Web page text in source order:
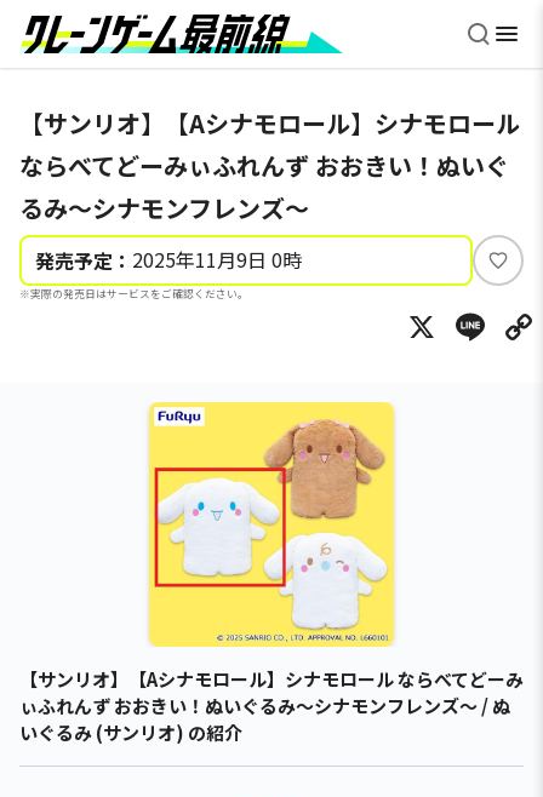
【サンリオ】【Aシナモロール】シナモロール
ならべてどーみぃふれんず おおきい！ぬいぐ
るみ～シナモンフレンズ～
発売予定： 2025年11月9日 0時
※実際の発売日はサービスをご確認ください。
い
ね
X
【サンリオ】【Aシナモロール】シナモロール ならべてどーみ
ぃふれんず おおきい！ぬいぐるみ～シナモンフレンズ～ / ぬ
いぐるみ (サンリオ) の紹介